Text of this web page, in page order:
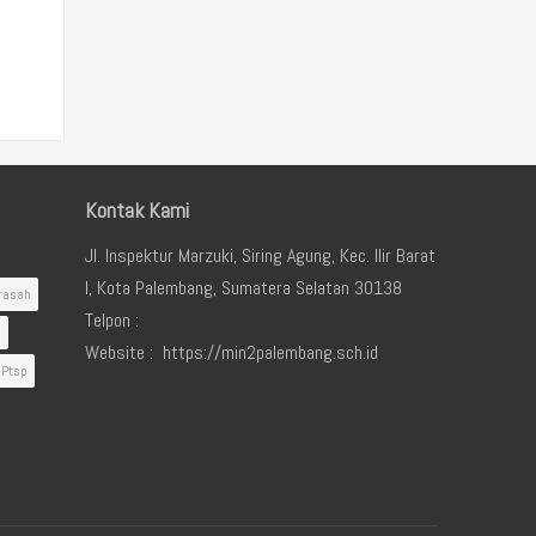
Ptsp
Kontak Kami
Jl. Inspektur Marzuki, Siring Agung, Kec. Ilir Barat
I, Kota Palembang, Sumatera Selatan 30138
Telpon :
Website : https://min2palembang.sch.id